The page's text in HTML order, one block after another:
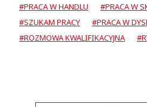
#PRACA W HANDLU
#PRACA W
#SZUKAM PRACY
#PRACA W
#ROZMOWA KWALIFIKACYJNA